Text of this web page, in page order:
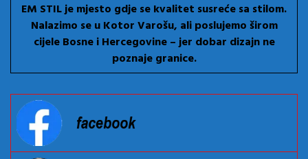
EM STIL je mjesto gdje se kvalitet susreće sa stilom.
Nalazimo se u Kotor Varošu, ali poslujemo širom
cijele Bosne i Hercegovine – jer dobar dizajn ne
poznaje granice.